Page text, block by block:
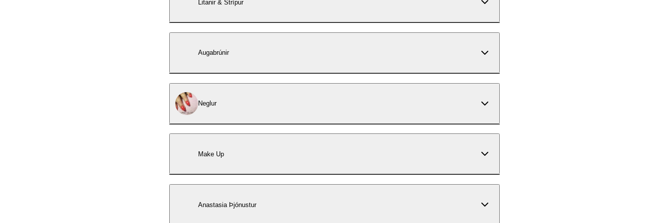
Litanir & Strípur
Augabrúnir
Neglur
Make Up
Anastasia Þjónustur